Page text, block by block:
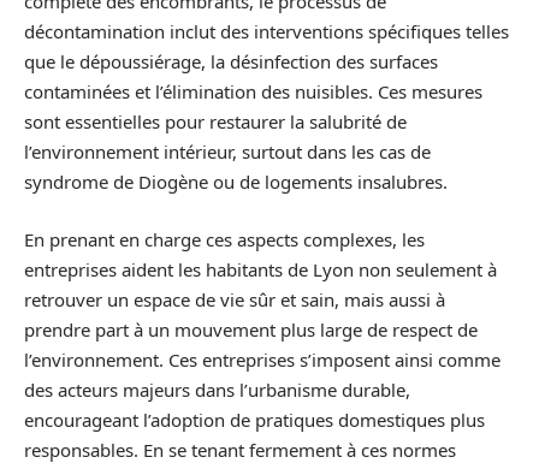
décontamination inclut des interventions spécifiques telles
que le dépoussiérage, la désinfection des surfaces
contaminées et l’élimination des nuisibles. Ces mesures
sont essentielles pour restaurer la salubrité de
l’environnement intérieur, surtout dans les cas de
syndrome de Diogène ou de logements insalubres.
En prenant en charge ces aspects complexes, les
entreprises aident les habitants de Lyon non seulement à
retrouver un espace de vie sûr et sain, mais aussi à
prendre part à un mouvement plus large de respect de
l’environnement. Ces entreprises s’imposent ainsi comme
des acteurs majeurs dans l’urbanisme durable,
encourageant l’adoption de pratiques domestiques plus
responsables. En se tenant fermement à ces normes